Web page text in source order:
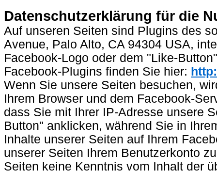
Datenschutzerklärung für die
Auf unseren Seiten sind Plugins des
Avenue, Palo Alto, CA 94304 USA,
Facebook-Logo oder dem "Like-
Facebook-Plugins finden Sie hier:
Wenn Sie unsere Seiten besuchen,
Ihrem Browser und dem Facebook-
dass Sie mit Ihrer IP-Adresse unsere
Button" anklicken, während Sie in
Inhalte unserer Seiten auf Ihrem
unserer Seiten Ihrem Benutzerkonto
Seiten keine Kenntnis vom Inhalt der